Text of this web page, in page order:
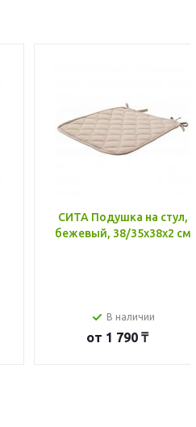
СИТА Подушка на стул,
бежевый, 38/35x38x2 см
В наличии
от 1 790 ₸